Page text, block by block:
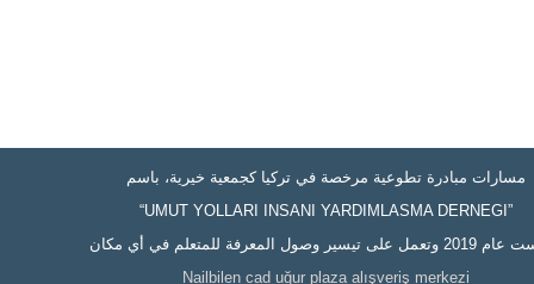
مسارات مبادرة تطوعية مرخصة في تركيا كجمعية خيرية، باسم
“UMUT YOLLARI INSANI YARDIMLASMA DERNEGI”
تيسير وصول المعرفة للمتعلم في أي مكان
Nailbilen cad uğur plaza alışveriş merkezi